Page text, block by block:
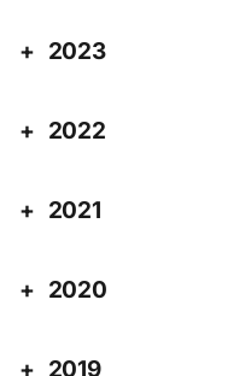
2023
2022
2021
2020
2019